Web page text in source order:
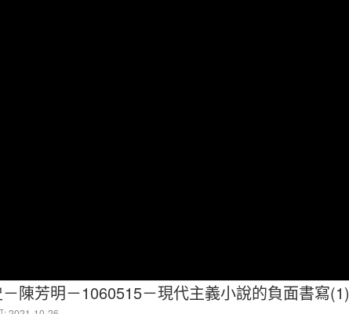
陳芳明－1060515－現代主義小說的負面書寫(1)